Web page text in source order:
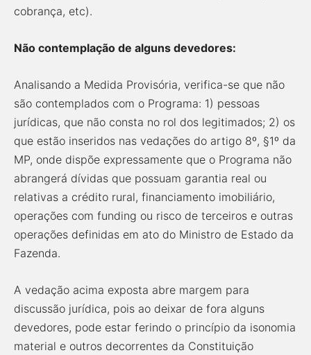
cobrança, etc).
Não contemplação de alguns devedores:
Analisando a Medida Provisória, verifica-se que não
são contemplados com o Programa: 1) pessoas
jurídicas, que não consta no rol dos legitimados; 2) os
que estão inseridos nas vedações do artigo 8º, §1º da
MP, onde dispõe expressamente que o Programa não
abrangerá dívidas que possuam garantia real ou
relativas a crédito rural, financiamento imobiliário,
operações com funding ou risco de terceiros e outras
operações definidas em ato do Ministro de Estado da
Fazenda.
A vedação acima exposta abre margem para
discussão jurídica, pois ao deixar de fora alguns
devedores, pode estar ferindo o princípio da isonomia
material e outros decorrentes da Constituição